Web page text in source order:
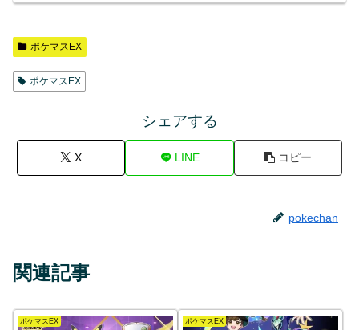
ポケマスEX
ポケマスEX
シェアする
X LINE コピー
pokechan
関連記事
ポケマスEX ポケマスEX